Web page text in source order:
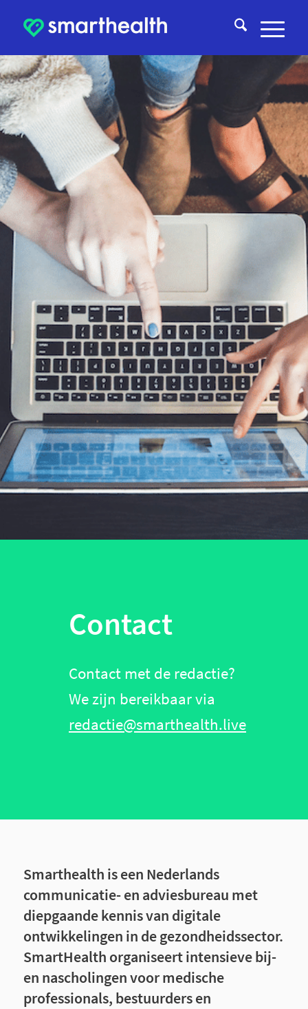
Contact
Contact met de redactie?
We zijn bereikbaar via
redactie@smarthealth.live
Smarthealth is een Nederlands
communicatie- en adviesbureau met
diepgaande kennis van digitale
ontwikkelingen in de gezondheidssector.
SmartHealth organiseert intensieve bij-
en nascholingen voor medische
professionals, bestuurders en